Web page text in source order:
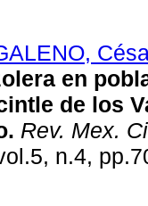
en
de los
. Rev. Mex.
n.4,